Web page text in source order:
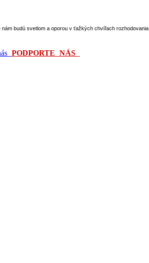
budú svetlom a oporou v ťažkých chvíľach rozhodovania.
PODPORTE NÁS